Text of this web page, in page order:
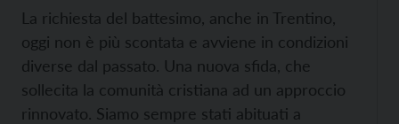
La richiesta del battesimo, anche in Trentino,
oggi non è più scontata e avviene in condizioni
diverse dal passato. Una nuova sfida, che
sollecita la comunità cristiana ad un approccio
rinnovato. Siamo sempre stati abituati a